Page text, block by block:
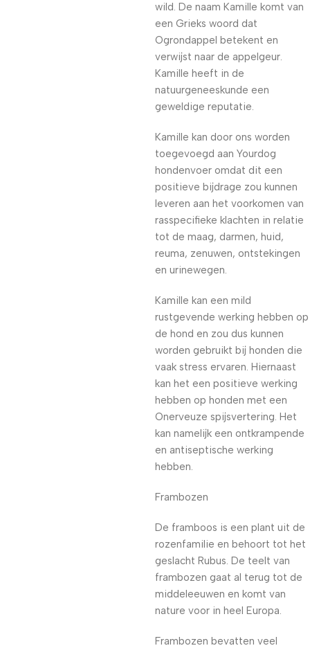
wild. De naam Kamille komt van
een Grieks woord dat
Ogrondappel betekent en
verwijst naar de appelgeur.
Kamille heeft in de
natuurgeneeskunde een
geweldige reputatie.
Kamille kan door ons worden
toegevoegd aan Yourdog
hondenvoer omdat dit een
positieve bijdrage zou kunnen
leveren aan het voorkomen van
rasspecifieke klachten in relatie
tot de maag, darmen, huid,
reuma, zenuwen, ontstekingen
en urinewegen.
Kamille kan een mild
rustgevende werking hebben op
de hond en zou dus kunnen
worden gebruikt bij honden die
vaak stress ervaren. Hiernaast
kan het een positieve werking
hebben op honden met een
Onerveuze spijsvertering. Het
kan namelijk een ontkrampende
en antiseptische werking
hebben.
Frambozen
De framboos is een plant uit de
rozenfamilie en behoort tot het
geslacht Rubus. De teelt van
frambozen gaat al terug tot de
middeleeuwen en komt van
nature voor in heel Europa.
Frambozen bevatten veel